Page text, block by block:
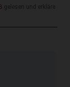
gelesen und erkläre